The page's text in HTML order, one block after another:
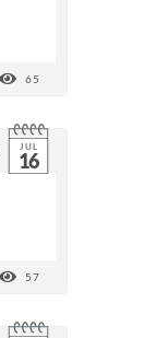
65
JUL
16
57